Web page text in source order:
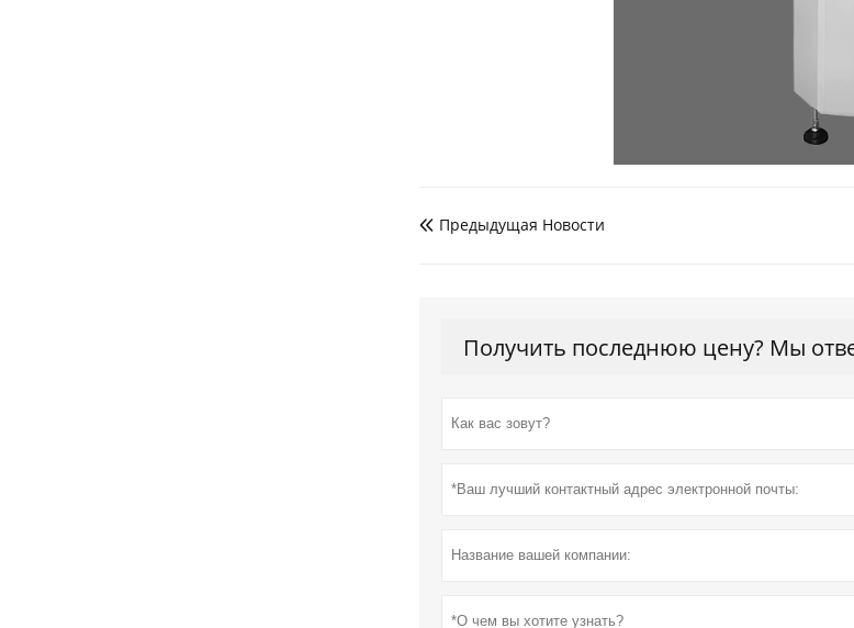
 Предыдущая Hовости
Получить последнюю цену? Мы